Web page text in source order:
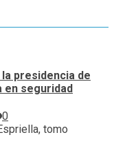
presidencia de
en seguridad
0
tomo